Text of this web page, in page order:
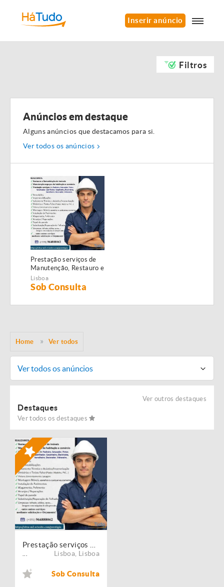
Inserir anúncio
Filtros
Anúncios em destaque
Alguns anúncios que destacamos para si.
Ver todos os anúncios
Prestação serviços de
Manutenção, Restauro e
Remodelação de
imóveis!
Lisboa
Sob Consulta
Home Ver todos
Ver todos os anúncios
Ver outros destaques
Destaques
Ver todos os destaques
Lisboa Lisboa
Sob Consulta